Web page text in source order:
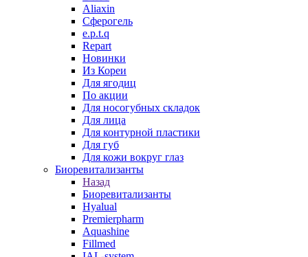
Aliaxin
Сферогель
e.p.t.q
Repart
Новинки
Из Кореи
Для ягодиц
По акции
Для носогубных складок
Для лица
Для контурной пластики
Для губ
Для кожи вокруг глаз
Биоревитализанты
Назад
Биоревитализанты
Hyalual
Premierpharm
Aquashine
Fillmed